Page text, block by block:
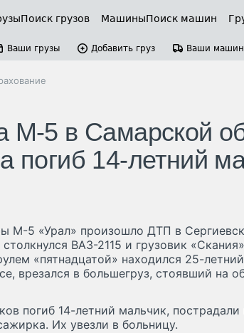
Поиск грузов МашиныПоиск машин
Ваши грузы Добавить груз Ваши
М-5 в Самарской
погиб 14-летний
М-5 «Урал» произошло ДТП в
ВАЗ-2115 и грузовик
«пятнадцатой» находился 25-
врезался в большегруз, стоявший на
погиб 14-летний мальчик, пострадали
Их увезли в больницу.